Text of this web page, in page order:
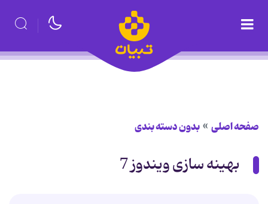
صفحه اصلی بدون دسته بندی
بهینه سازی ویندوز 7